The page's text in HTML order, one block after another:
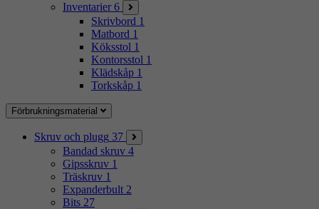
Inventarier 6
Skrivbord 1
Matbord 1
Köksstol 1
Kontorsstol 1
Klädskåp 1
Torkskåp 1
Förbrukningsmaterial
Skruv och plugg 37
Bandad skruv 4
Gipsskruv 1
Träskruv 1
Expanderbult 2
Bits 27